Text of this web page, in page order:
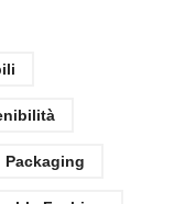
Packaging